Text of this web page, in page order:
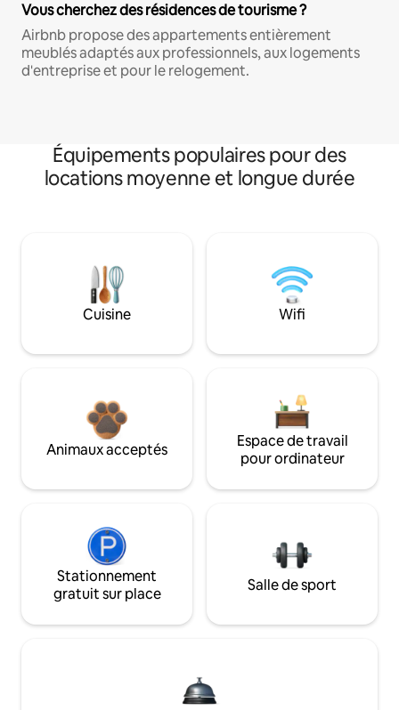
Vous cherchez des résidences de tourisme ?
Airbnb propose des appartements entièrement
meublés adaptés aux professionnels, aux logements
d'entreprise et pour le relogement.
Équipements populaires pour des
locations moyenne et longue durée
Cuisine Wifi
Animaux acceptés
Espace de travail
pour ordinateur
Stationnement
gratuit sur place
Salle de sport